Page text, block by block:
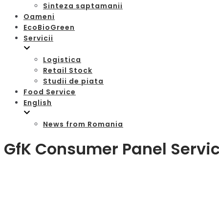
Sinteza saptamanii
Oameni
EcoBioGreen
Servicii
Logistica
Retail Stock
Studii de piata
Food Service
English
News from Romania
GfK Consumer Panel